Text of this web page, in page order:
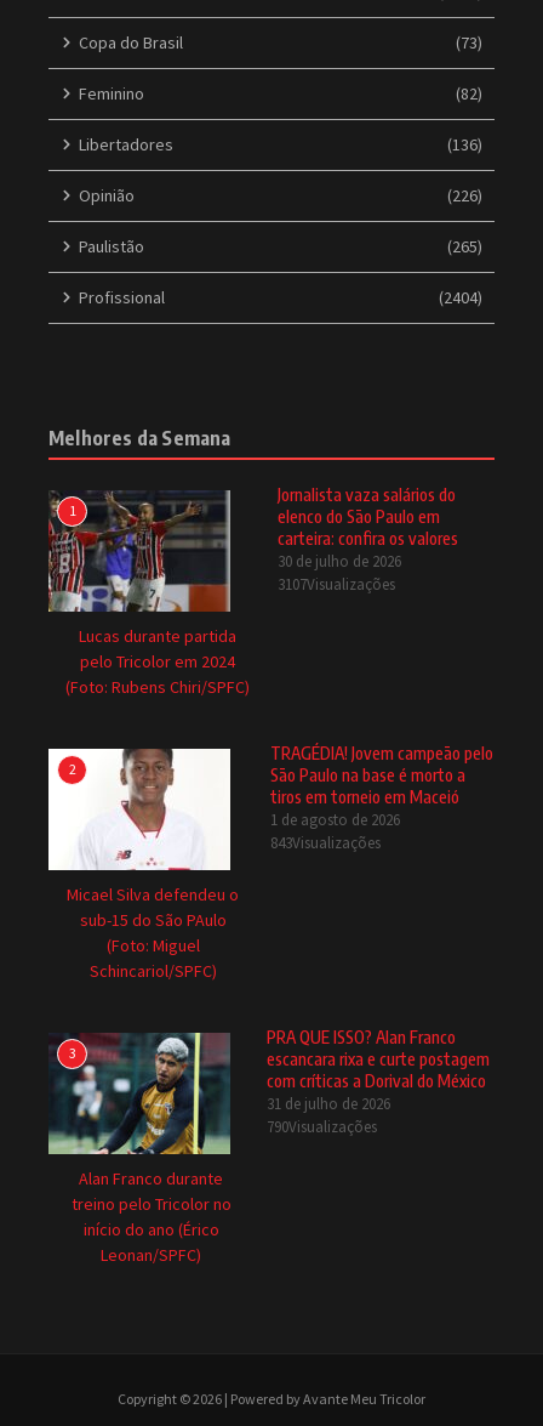
Copa do Brasil (73)
Feminino (82)
Libertadores (136)
Opinião (226)
Paulistão (265)
Profissional (2404)
Melhores da Semana
1
Lucas durante partida
pelo Tricolor em 2024
(Foto: Rubens Chiri/SPFC)
Jornalista vaza salários do
elenco do São Paulo em
carteira: confira os valores
30 de julho de 2026
3107Visualizações
2
Micael Silva defendeu o
sub-15 do São PAulo
(Foto: Miguel
Schincariol/SPFC)
TRAGÉDIA! Jovem campeão pelo
São Paulo na base é morto a
tiros em torneio em Maceió
1 de agosto de 2026
843Visualizações
3
Alan Franco durante
treino pelo Tricolor no
início do ano (Érico
Leonan/SPFC)
PRA QUE ISSO? Alan Franco
escancara rixa e curte postagem
com críticas a Dorival do México
31 de julho de 2026
790Visualizações
Copyright © 2026 | Powered by Avante Meu Tricolor